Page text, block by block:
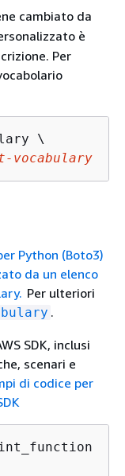
cambiato da
è
Per
\
vocabulary
Python (Boto3)
da un elenco
Per ulteriori
.
SDK, inclusi
scenari e
di codice per